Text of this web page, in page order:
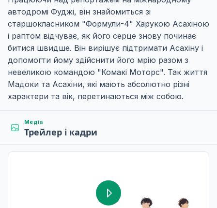
автодромі Фуджі, він знайомиться зі
старшокласником "Формули-4" Харукою Асахіною
і раптом відчуває, як його серце знову починає
битися швидше. Він вирішує підтримати Асахіну і
допомогти йому здійснити його мрію разом з
невеликою командою "Комакі Моторс". Так життя
Мадоки та Асахіни, які мають абсолютно різні
характери та вік, перетинаються між собою.
Медіа
Трейлер і кадри